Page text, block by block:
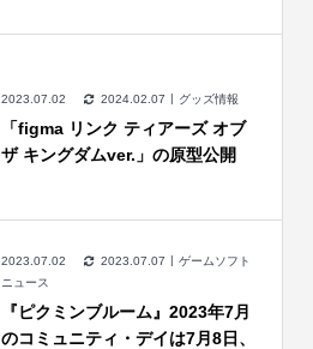
2023.07.02 2024.02.07 グッズ情報
「figma リンク ティアーズ オブ
ザ キングダムver.」の原型公開
2023.07.02 2023.07.07
ゲームソフト
ニュース
『ピクミンブルーム』2023年7月
のコミュニティ・デイは7月8日、